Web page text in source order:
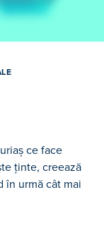
ce face
ținte, creează
în urmă cât mai